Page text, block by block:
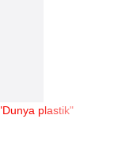
plastik"